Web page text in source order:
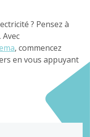
? Pensez à
, commencez
en vous appuyant